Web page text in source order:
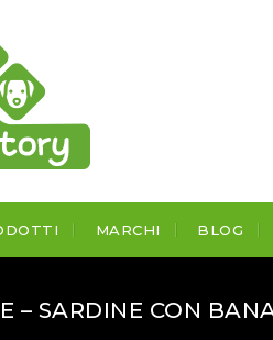
MARCHI BLOG
– SARDINE CON